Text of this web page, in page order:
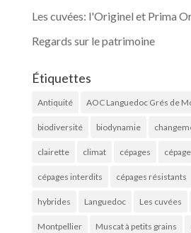
Les cuvées: l'Originel et Prima
Regards sur le patrimoine
Étiquettes
Antiquité AOC Languedoc Grés de
biodiversité biodynamie
clairette climat cépages
cépages interdits cépages résistants
hybrides Languedoc Les cuvées
Montpellier Muscat à petits grains